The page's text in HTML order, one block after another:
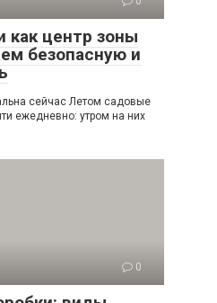
как центр зоны
безопасную и
сейчас Летом садовые
ежедневно: утром на них
0